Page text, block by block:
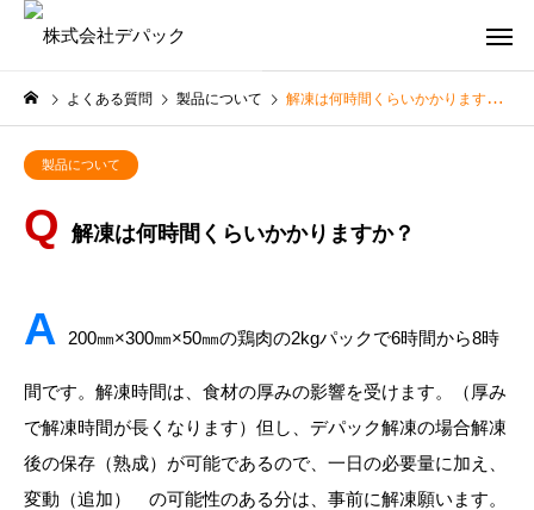
よくある質問 製品について 解凍は何時間くらいかかりますか？
製品について
解凍は何時間くらいかかりますか？
200㎜×300㎜×50㎜の鶏肉の2kgパックで6時間から8時
間です。解凍時間は、食材の厚みの影響を受けます。（厚み
で解凍時間が長くなります）但し、デパック解凍の場合解凍
後の保存（熟成）が可能であるので、一日の必要量に加え、
変動（追加） の可能性のある分は、事前に解凍願います。